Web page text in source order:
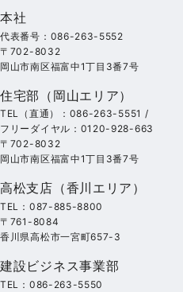
本社
代表番号：086-263-5552
〒702-8032
岡山市南区福富中1丁目3番7号
住宅部（岡山エリア）
TEL（直通）：086-263-5551 /
フリーダイヤル：0120-928-663
〒702-8032
岡山市南区福富中1丁目3番7号
高松支店（香川エリア）
TEL：087-885-8800
〒761-8084
香川県高松市一宮町657-3
建設ビジネス事業部
TEL：086-263-5550